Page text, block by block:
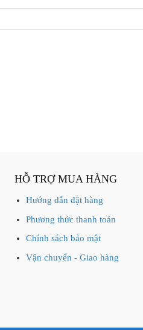
HỖ TRỢ MUA HÀNG
Hướng dẫn đặt hàng
Phương thức thanh toán
Chính sách bảo mật
Vận chuyển - Giao hàng